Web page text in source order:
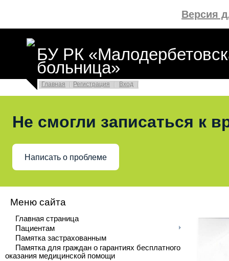
Версия
БУ РК
больница»
Главная Регистрация Вход
Не смогли записаться к
Написать о проблеме
Меню сайта
Главная страница
Пациентам
Памятка застрахованным
Памятка для граждан о гарантиях бесплатного
оказания медицинской помощи